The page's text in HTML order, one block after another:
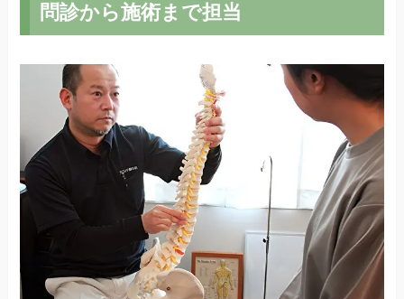
問診から施術まで担当